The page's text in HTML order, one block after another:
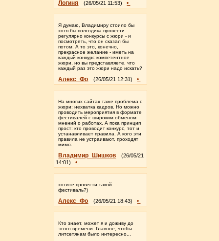
Логиня (26/05/21 11:53) •
Я думаю, Владимиру стоило бы
хотя бы полгодика провести
регулярно конкурсы с жюри - и
посмотреть, что он сказал бы
потом. А то это, конечно,
прекрасное желание - иметь на
каждый конкурс компетентное
жюри, но вы представляете, что
каждый раз это жюри надо искать?
Алекс_Фо (26/05/21 12:31) •
На многих сайтах таже проблема с
жюри: нехватка кадров. Но можно
проводить мероприятия в формате
фестивалей с широким обменом
мнений о работах. А пока принцип
прост: кто проводит конкурс, тот и
устанавливает правила. А кого эти
правила не устраивают, проходят
мимо.
Владимир_Шишков
(26/05/21
14:01)
•
хотите провести такой
фестиваль?)
Алекс_Фо (26/05/21 18:43) •
Кто знает, может я и доживу до
этого времени. Главное, чтобы
литсетянам было интересно...